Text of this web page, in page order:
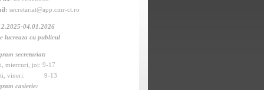
secretariat@app.cmr-ct.ro
04.01.2026
lucreaza cu publicul
secretariat:
miercuri, joi: 9-17
vineri: 9-13
casierie: